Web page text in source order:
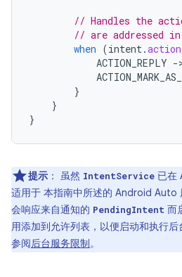
// Handles the
// are addressed
when (intent.action
ACTION_REPLY -
}
}
}
提示 ： 虽然 IntentService 已在
适用于 本指南中所述的 Android Auto
会响应来自通知的 PendingIntent 而
用添加到允许列表，以便启动和执行
参阅后台服务限制。